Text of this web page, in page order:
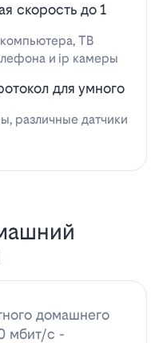
скорость до 1
ТВ
и ip камеры
для умного
различные датчики
домашнего
мбит/с -